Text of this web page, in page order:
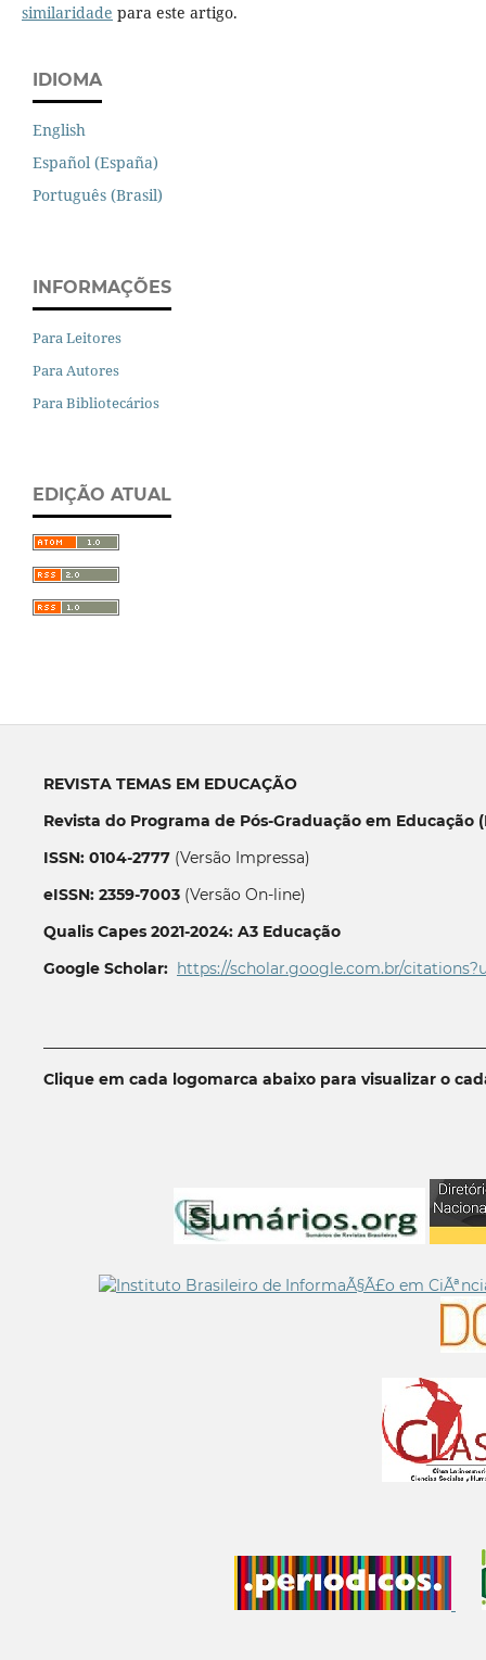
similaridade para este artigo.
IDIOMA
English
Español (España)
Português (Brasil)
INFORMAÇÕES
Para Leitores
Para Autores
Para Bibliotecários
EDIÇÃO ATUAL
REVISTA TEMAS EM EDUCAÇÃO
Revista do Programa de Pós-Graduação em Educação
ISSN: 0104-2777(Versão Impressa)
eISSN: 2359-7003(Versão On-line)
Qualis Capes 2021-2024: A3 Educação
Google Scholar: https://scholar.google.com.br/
Clique em cada logomarca abaixo para visualizar o